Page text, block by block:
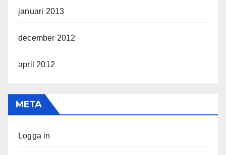
januari 2013
december 2012
april 2012
META
Logga in